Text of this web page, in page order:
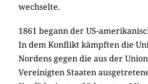
wechselte.
1861 begann der US-
In dem Konflikt kämpften die
Nordens gegen die aus der
Vereinigten Staaten